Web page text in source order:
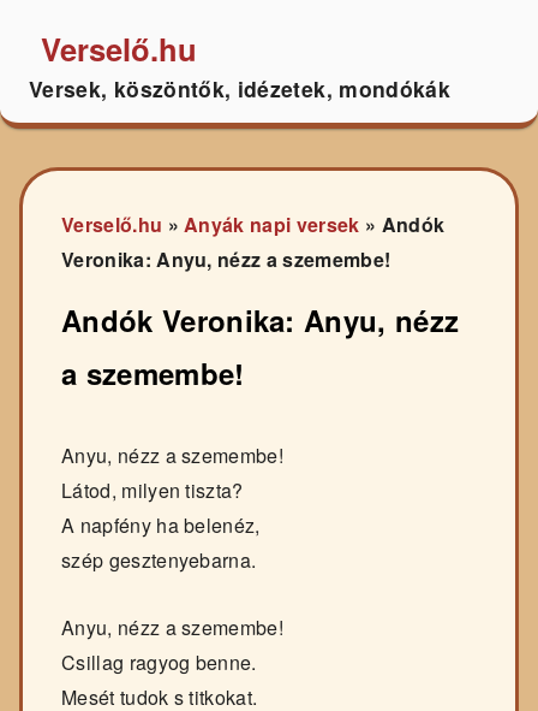
Verselő.hu
Versek, köszöntők, idézetek, mondókák
Verselő.hu »Anyák napi versek » Andók
Veronika: Anyu, nézz a szemembe!
Andók Veronika: Anyu, nézz
a szemembe!
Anyu, nézz a szemembe!
Látod, milyen tiszta?
A napfény ha belenéz,
szép gesztenyebarna.
Anyu, nézz a szemembe!
Csillag ragyog benne.
Mesét tudok s titkokat.